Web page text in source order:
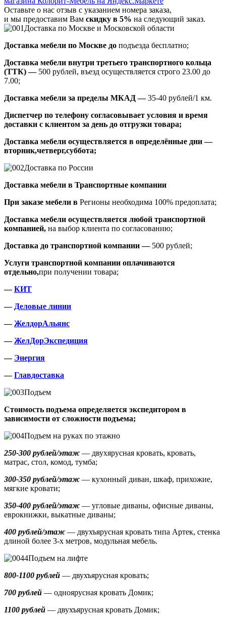
Оставьте о нас отзыв с указанием номера заказа,
и мы предоставим Вам скидку в 5% на следующий заказ.
Доставка по Москве и Московской области
Доставка мебели по Москве до подъезда бесплатно;
Доставка мебели внутри третьего транспортного кольца
(ТТК) —500 рублей, въезд осуществляется строго 23.00 до
7.00;
Доставка мебели за пределы МКАД —35-40 рублей/1 км.
Диспетчер по телефону согласовывает условия и время
доставки с клиентом за день до отгрузки товара;
Доставка мебели осуществляется в определённые дни —
вторник,четверг,суббота;
Доставка по России
Доставка мебели в Транспортные компании
При заказе мебели в Регионы необходима 100% предоплата;
Доставка мебели осуществляется любой транспортной
компанией, на выбор клиента по согласованию;
Доставка до транспортной компании —500 рублей;
Услуги транспортной компании оплачиваются
отдельно,при получении товара;
—КИТ
— Деловые линии
—ЖелдорАльянс
—ЖелДорЭкспедиция
— Энергия
—Главдоставка
Подъем
Стоимость подъема определяется экспедитором в
зависимости от сложности подъема;
Подъем на руках по этажно
250-300 рублей/этаж — двухярусная кровать, кровать,
матрас, стол, комод, тумба;
300-350 рублей/этаж — кухонный диван, шкаф, прихожие,
мягкие кровати;
350-400 рублей/этаж — угловые диваны, офисные диваны,
еврокнижки, выкатные диваны;
400 рублей/этаж — двухъярусная кровать типа Артек, стенка
длиной более 3-х метров, модульная мебель.
Подъем на лифте
800-1100 рублей — двухъярусная кровать;
700 рублей — одноярусная кровать Домик;
1100 рублей — двухъярусная кровать Домик;